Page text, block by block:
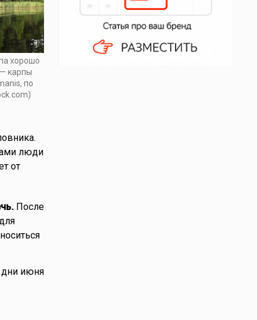
хорошо
— карпы
по
люди
от
После
дни июня